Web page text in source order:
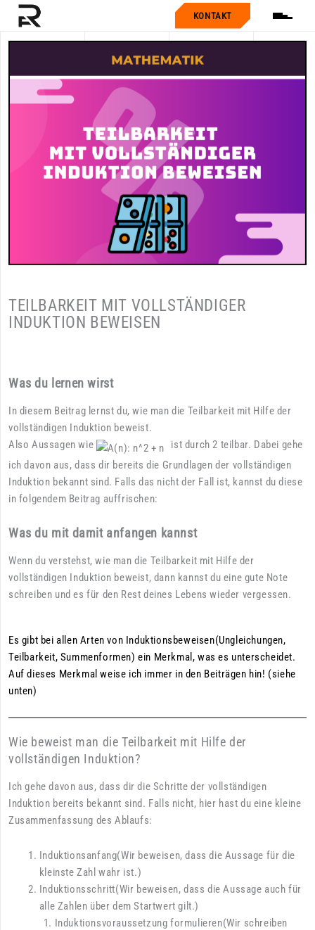
KONTAKT
TEILBARKEIT MIT VOLLSTÄNDIGER
INDUKTION BEWEISEN
Was du lernen wirst
In diesem Beitrag lernst du, wie man die Teilbarkeit mit Hilfe der
vollständigen Induktion beweist.
Also Aussagen wie
ist durch 2 teilbar. Dabei gehe
ich davon aus, dass dir bereits die Grundlagen der vollständigen
Induktion bekannt sind. Falls das nicht der Fall ist, kannst du diese
in folgendem Beitrag auffrischen:
Was du mit damit anfangen kannst
Wenn du verstehst, wie man die Teilbarkeit mit Hilfe der
vollständigen Induktion beweist, dann kannst du eine gute Note
schreiben und es für den Rest deines Lebens wieder vergessen.
Es gibt bei allen Arten von Induktionsbeweisen(Ungleichungen,
Teilbarkeit, Summenformen) ein Merkmal, was es unterscheidet.
Auf dieses Merkmal weise ich immer in den Beiträgen hin! (siehe
unten)
Wie beweist man die Teilbarkeit mit Hilfe der
vollständigen Induktion?
Ich gehe davon aus, dass dir die Schritte der vollständigen
Induktion bereits bekannt sind. Falls nicht, hier hast du eine kleine
Zusammenfassung des Ablaufs:
Induktionsanfang(Wir beweisen, dass die Aussage für die
kleinste Zahl wahr ist.)
Induktionsschritt(Wir beweisen, dass die Aussage auch für
alle Zahlen über dem Startwert gilt.)
Induktionsvoraussetzung formulieren(Wir schreiben